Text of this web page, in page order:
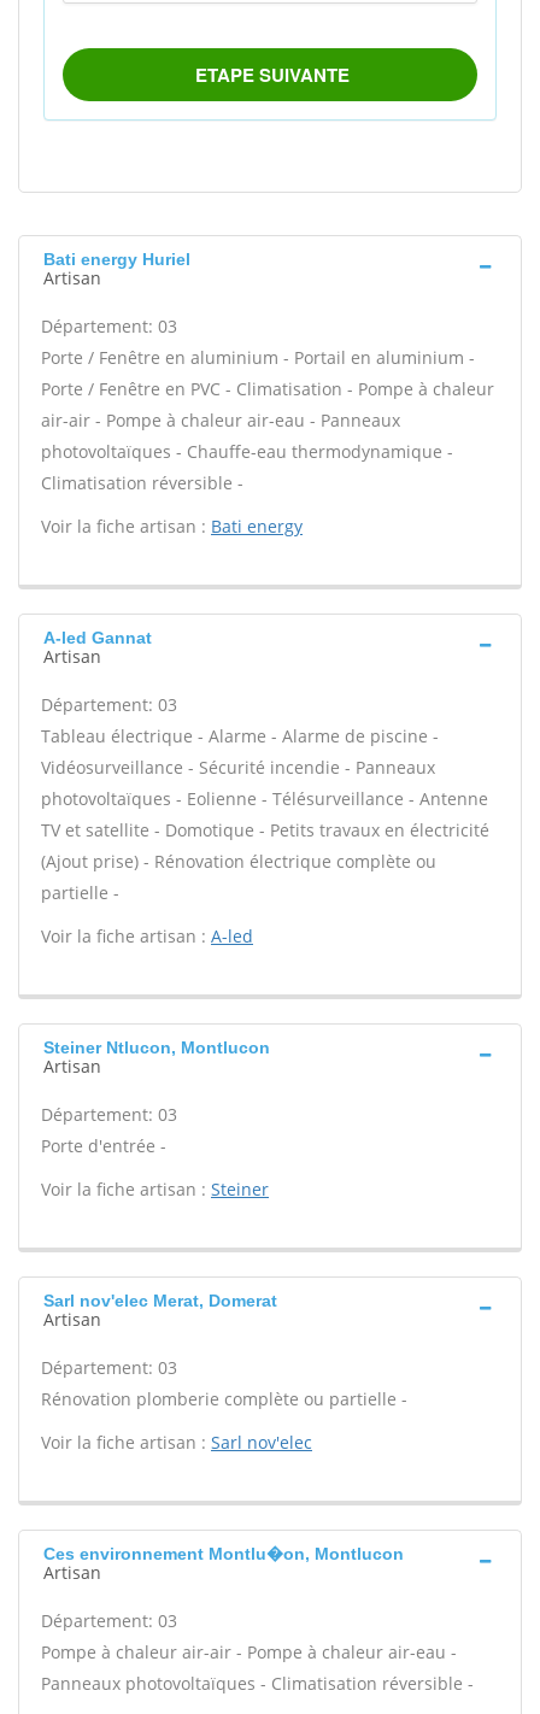
Bati energy Huriel
Artisan
Département: 03
Porte / Fenêtre en aluminium - Portail en aluminium -
Porte / Fenêtre en PVC - Climatisation - Pompe à chaleur
air-air - Pompe à chaleur air-eau - Panneaux
photovoltaïques - Chauffe-eau thermodynamique -
Climatisation réversible -
Voir la fiche artisan : Bati energy
A-led Gannat
Artisan
Département: 03
Tableau électrique - Alarme - Alarme de piscine -
Vidéosurveillance - Sécurité incendie - Panneaux
photovoltaïques - Eolienne - Télésurveillance - Antenne
TV et satellite - Domotique - Petits travaux en électricité
(Ajout prise) - Rénovation électrique complète ou
partielle -
Voir la fiche artisan : A-led
Steiner Ntlucon, Montlucon
Artisan
Département: 03
Porte d'entrée -
Voir la fiche artisan : Steiner
Sarl nov'elec Merat, Domerat
Artisan
Département: 03
Rénovation plomberie complète ou partielle -
Voir la fiche artisan : Sarl nov'elec
Ces environnement Montlu�on, Montlucon
Artisan
Département: 03
Pompe à chaleur air-air - Pompe à chaleur air-eau -
Panneaux photovoltaïques - Climatisation réversible -